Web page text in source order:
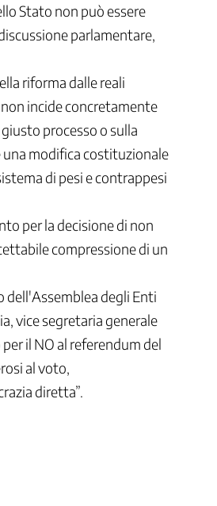
Stato non può essere
parlamentare,
riforma dalle reali
incide concretamente
processo o sulla
una modifica costituzionale
di pesi e contrappesi
per la decisione di non
compressione di un
dell'Assemblea degli Enti
vice segretaria generale
il NO al referendum del
al voto,
diretta”.